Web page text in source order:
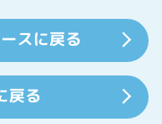
スに戻る
戻る